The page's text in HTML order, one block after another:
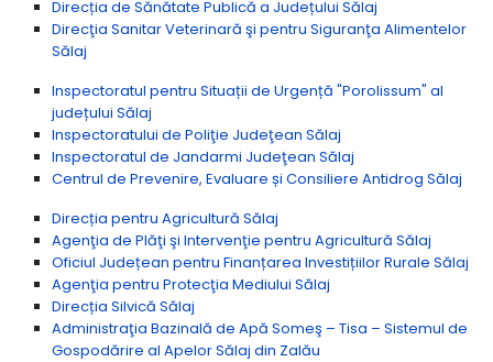
Direcția de Sănătate Publică a Județului Sălaj
Direcţia Sanitar Veterinară şi pentru Siguranţa Alimentelor
Sălaj
Inspectoratul pentru Situații de Urgență "Porolissum" al
județului Sălaj
Inspectoratului de Poliţie Judeţean Sălaj
Inspectoratul de Jandarmi Judeţean Sălaj
Centrul de Prevenire, Evaluare și Consiliere Antidrog Sălaj
Direcția pentru Agricultură Sălaj
Agenţia de Plăţi şi Intervenţie pentru Agricultură Sălaj
Oficiul Județean pentru Finanțarea Investițiilor Rurale Sălaj
Agenţia pentru Protecţia Mediului Sălaj
Direcția Silvică Sălaj
Administraţia Bazinală de Apă Someş – Tisa – Sistemul de
Gospodărire al Apelor Sălaj din Zalău